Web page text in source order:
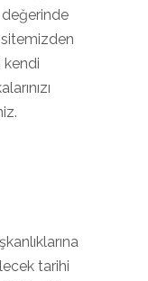
değerinde
sitemizden
kendi
tarihi